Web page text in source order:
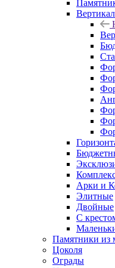
Арки и
Элитные
Двойные
С
Памятники из
Цоколя
Ограды